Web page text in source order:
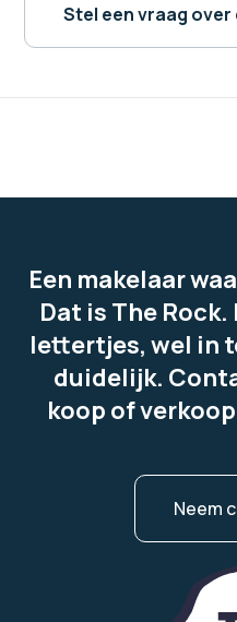
Stel een vraag over
Een makelaar
Dat is The
lettertjes, wel in
duidelijk.
koop of
Neem